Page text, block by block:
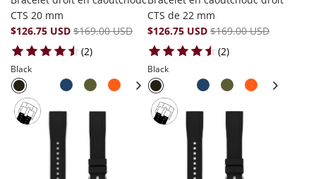
CTS 20 mm
$126.75 USD $169.00 USD
(2)2 total reviews
Black
CTS de 22 mm
$126.75 USD $169.00 USD
(2)2 total reviews
Black